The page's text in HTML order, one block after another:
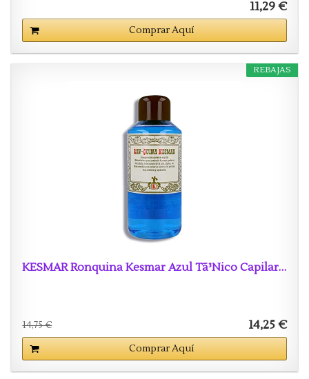
11,29 €
Comprar Aquí
REBAJAS
KESMAR Ronquina Kesmar Azul Tã³Nico Capilar…
14,75 € 14,25 €
Comprar Aquí